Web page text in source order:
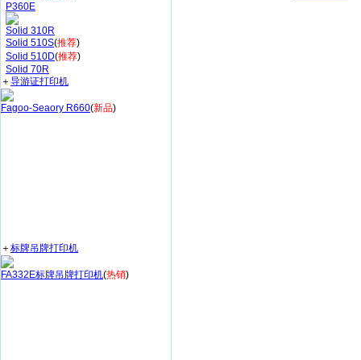
P360E
Solid 310R
Solid 510S(推荐)
Solid 510D(推荐)
Solid 70R
＋导游证打印机
Fagoo-Seaory R660(新品)
＋标牌吊牌打印机
FA332E标牌吊牌打印机(热销)